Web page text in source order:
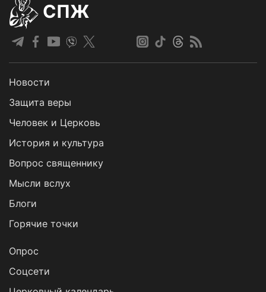
СПЖ
Новости
Защита веры
Человек и Церковь
История и культура
Вопрос священнику
Мысли вслух
Блоги
Горячие точки
Опрос
Cоцсети